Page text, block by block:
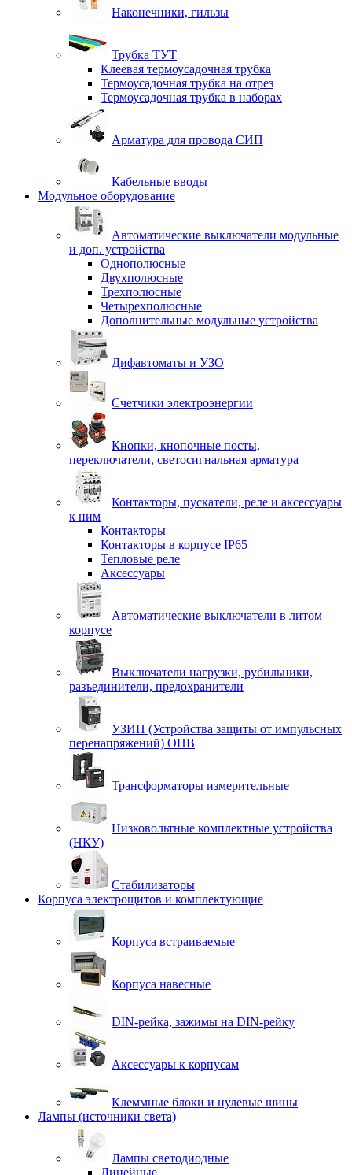
Наконечники, гильзы
Трубка ТУТ
Клеевая термоусадочная трубка
Термоусадочная трубка на отрез
Термоусадочная трубка в наборах
Арматура для провода СИП
Кабельные вводы
Модульное оборудование
Автоматические выключатели модульные
и доп. устройства
Однополюсные
Двухполюсные
Трехполюсные
Четырехполюсные
Дополнительные модульные устройства
Дифавтоматы и УЗО
Счетчики электроэнергии
Кнопки, кнопочные посты,
переключатели, светосигнальная арматура
Контакторы, пускатели, реле и аксессуары
к ним
Контакторы
Контакторы в корпусе IP65
Тепловые реле
Аксессуары
Автоматические выключатели в литом
корпусе
Выключатели нагрузки, рубильники,
разъединители, предохранители
УЗИП (Устройства защиты от импульсных
перенапряжений) ОПВ
Трансформаторы измерительные
Низковольтные комплектные устройства
(НКУ)
Стабилизаторы
Корпуса электрощитов и комплектующие
Корпуса встраиваемые
Корпуса навесные
DIN-рейка, зажимы на DIN-рейку
Аксессуары к корпусам
Клеммные блоки и нулевые шины
Лампы (источники света)
Лампы светодиодные
Линейные